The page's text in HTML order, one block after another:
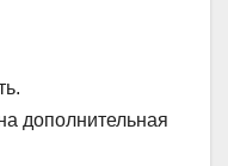
дополнительная